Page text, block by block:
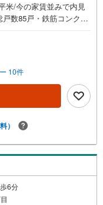
米/今の家賃並みで内見
数85戸・鉄筋コンクリ
フォームお引渡し前
■住戸の条件眺望が開け
ります。■防犯・セキュ
。共用部に防犯カメラ
す。宅配ボックスで不
部・暮らしエレベーター
ション・新築一戸建て
も夜間もご見学OK/ご
イン相談OK「見るだ
ます他社でローンが難
ご不安の方もご相談く
10件
）
6分